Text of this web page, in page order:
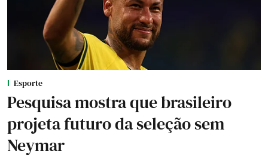
Esporte
Pesquisa mostra que brasileiro
projeta futuro da seleção sem
Neymar